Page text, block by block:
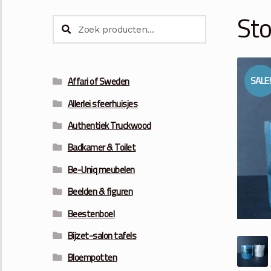
SALE!
Zoeken
naar:Zoeken
Affari of Sweden
Allerlei sfeerhuisjes
Authentiek Truckwood
Badkamer & Toilet
Be-Uniq meubelen
Beelden & figuren
Beestenboel
Bijzet-salon tafels
Bloempotten